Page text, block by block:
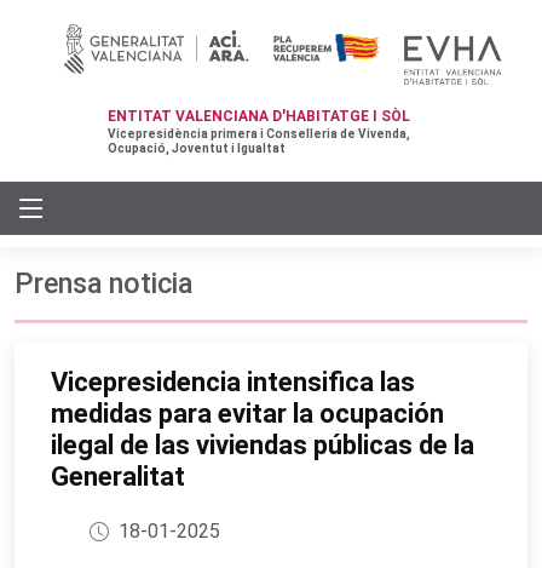
ENTITAT VALENCIANA D'HABITATGE I SÒL
Vicepresidència primera i Conselleria de Vivenda,
Ocupació, Joventut i Igualtat
Prensa noticia
Vicepresidencia intensifica las
medidas para evitar la ocupación
ilegal de las viviendas públicas de la
Generalitat
18-01-2025